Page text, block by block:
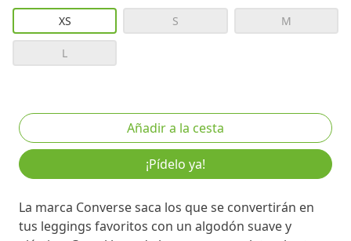
XS S M
L
¡Pídelo ya!
La marca Converse saca los que se convertirán en
tus leggings favoritos con un algodón suave y